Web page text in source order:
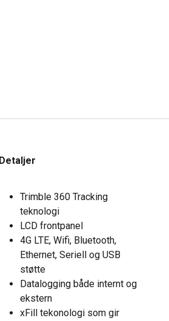
Detaljer
Trimble 360 Tracking
teknologi
LCD frontpanel
4G LTE, Wifi, Bluetooth,
Ethernet, Seriell og USB
støtte
Datalogging både internt og
ekstern
xFill tekonologi som gir